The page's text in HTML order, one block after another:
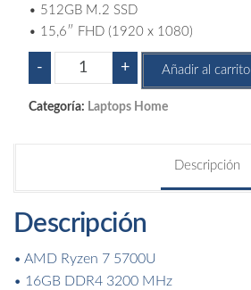
$1.282,25.
• 512GB M.2 SSD
• 15,6″ FHD (1920 x 1080)
-
Laptop
HP
Pavilion
+ Añadir al carrito
Categoría: Laptops Home
Descripción
Descripción
• AMD Ryzen 7 5700U
• 16GB DDR4 3200 MHz